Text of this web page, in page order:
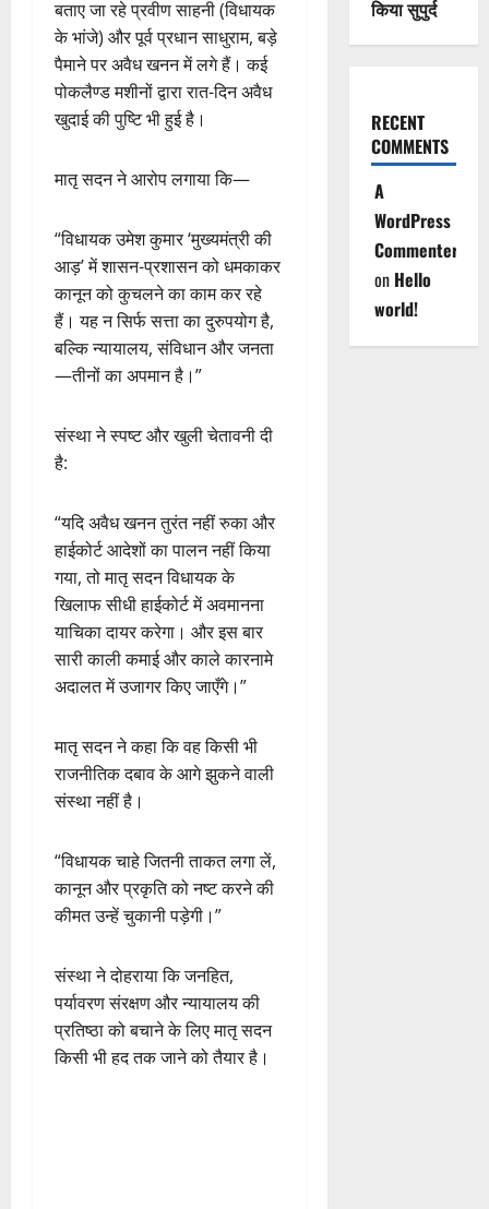
बताए जा रहे प्रवीण साहनी (विधायक
के भांजे) और पूर्व प्रधान साधुराम, बड़े
पैमाने पर अवैध खनन में लगे हैं। कई
पोकलैण्ड मशीनों द्वारा रात-दिन अवैध
खुदाई की पुष्टि भी हुई है।
मातृ सदन ने आरोप लगाया कि—
“विधायक उमेश कुमार ‘मुख्यमंत्री की
आड़’ में शासन-प्रशासन को धमकाकर
कानून को कुचलने का काम कर रहे
हैं। यह न सिर्फ सत्ता का दुरुपयोग है,
बल्कि न्यायालय, संविधान और जनता
—तीनों का अपमान है।”
संस्था ने स्पष्ट और खुली चेतावनी दी
है:
“यदि अवैध खनन तुरंत नहीं रुका और
हाईकोर्ट आदेशों का पालन नहीं किया
गया, तो मातृ सदन विधायक के
खिलाफ सीधी हाईकोर्ट में अवमानना
याचिका दायर करेगा। और इस बार
सारी काली कमाई और काले कारनामे
अदालत में उजागर किए जाएँगे।”
मातृ सदन ने कहा कि वह किसी भी
राजनीतिक दबाव के आगे झुकने वाली
संस्था नहीं है।
“विधायक चाहे जितनी ताकत लगा लें,
कानून और प्रकृति को नष्ट करने की
कीमत उन्हें चुकानी पड़ेगी।”
संस्था ने दोहराया कि जनहित,
पर्यावरण संरक्षण और न्यायालय की
प्रतिष्ठा को बचाने के लिए मातृ सदन
किसी भी हद तक जाने को तैयार है।
किया सुपुर्द
RECENT
COMMENTS
A
WordPress
Commenter
on Hello
world!